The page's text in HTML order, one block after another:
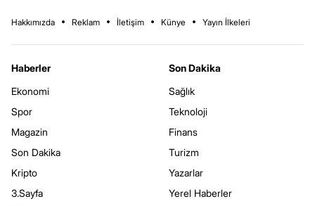
Hakkımızda Reklam İletişim Künye Yayın İlkeleri
Haberler
Ekonomi
Spor
Magazin
Son Dakika
Kripto
3.Sayfa
Son Dakika
Sağlık
Teknoloji
Finans
Turizm
Yazarlar
Yerel Haberler